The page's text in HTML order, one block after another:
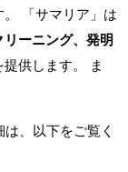
「サマリア」は
ーニング、発明
供します。 ま
は、以下をご覧く